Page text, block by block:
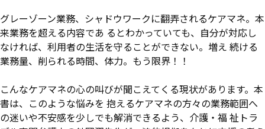
グレーゾーン業務、シャドウワークに翻弄されるケアマネ。本
来業務を超える内容であ るとわかっていても、自分が対応し
なければ、利用者の生活を守ることができない。増え 続ける
業務量、削られる時間、体力――。もう限界！！
こんなケアマネの心の叫びが聞こえてくる現状があります。本
書は、このような悩みを 抱えるケアマネの方々の業務範囲へ
の迷いや不安感を少しでも解消できるよう、介護・福 祉トラ